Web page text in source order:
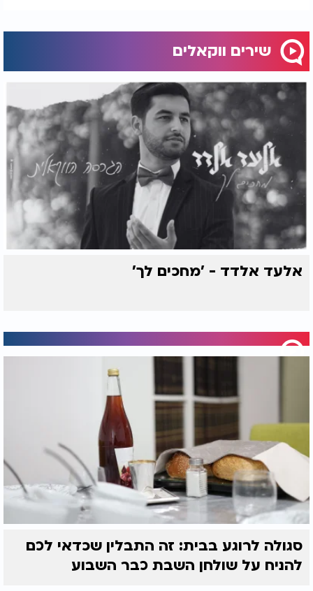
שירים ווקאלים
אלעד אלדד - 'מחכים לך'
סגולה לרוגע בבית: זה התבלין שכדאי לכם
להניח על שולחן השבת כבר השבוע